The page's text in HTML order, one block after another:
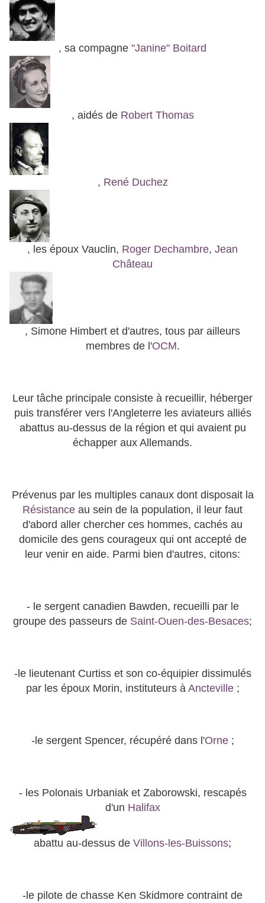
, sa compagne "Janine" Boitard
, aidés de Robert Thomas
, René Duchez
, les époux Vauclin, Roger Dechambre, Jean
Château
, Simone Himbert et d'autres, tous par ailleurs
membres de l'OCM.
Leur tâche principale consiste à recueillir, héberger
puis transférer vers l'Angleterre les aviateurs alliés
abattus au-dessus de la région et qui avaient pu
échapper aux Allemands.
Prévenus par les multiples canaux dont disposait la
Résistance au sein de la population, il leur faut
d'abord aller chercher ces hommes, cachés au
domicile des gens courageux qui ont accepté de
leur venir en aide. Parmi bien d'autres, citons:
- le sergent canadien Bawden, recueilli par le
groupe des passeurs de Saint-Ouen-des-Besaces;
-le lieutenant Curtiss et son co-équipier dissimulés
par les époux Morin, instituteurs à Ancteville;
-le sergent Spencer, récupéré dans l'Orne;
- les Polonais Urbaniak et Zaborowski, rescapés
d'un Halifax
abattu au-dessus de Villons-les-Buissons;
-le pilote de chasse Ken Skidmore contraint de